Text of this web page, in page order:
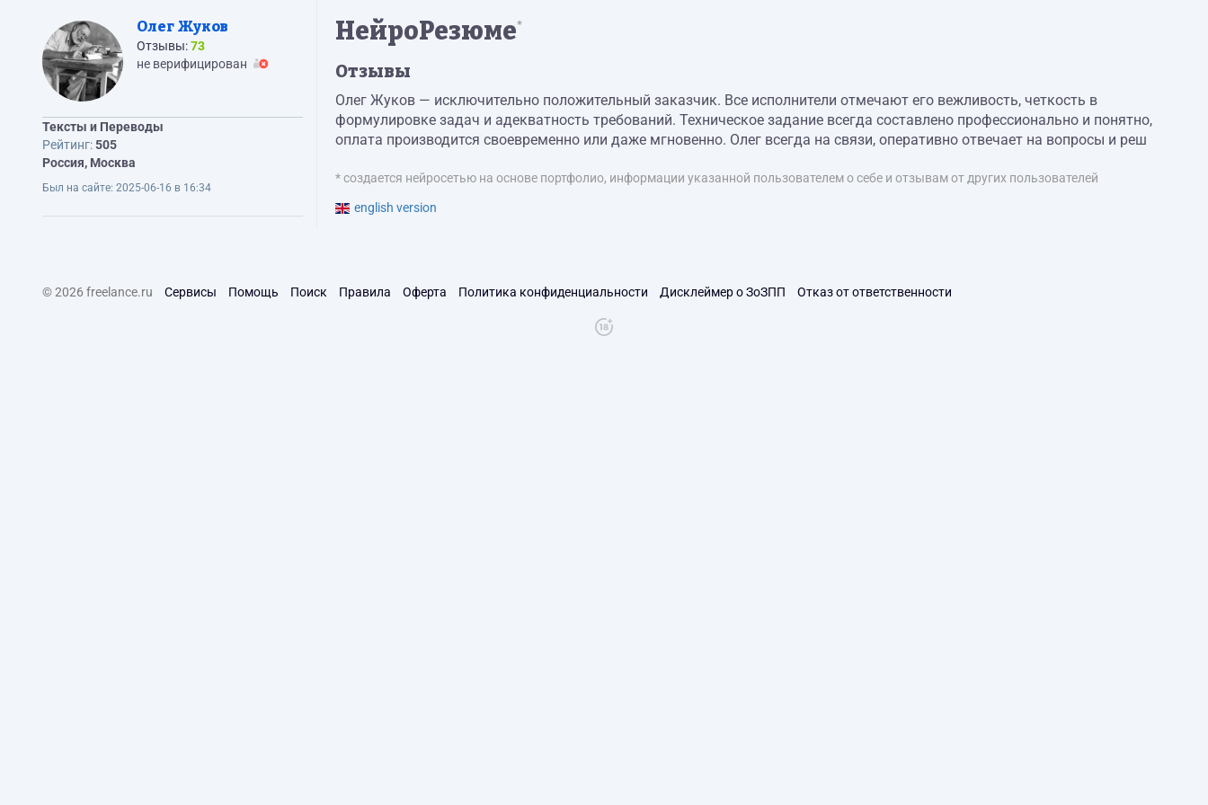
Олег Жуков
Отзывы:73
не верифицирован
Тексты и Переводы
Рейтинг:505
Россия, Москва
Был на сайте: 2025-06-16 в 16:34
НейроРезюме*
Отзывы
Олег Жуков — исключительно положительный заказчик. Все исполнители отмечают его вежливость, четкость в
формулировке задач и адекватность требований. Техническое задание всегда составлено профессионально и понятно,
оплата производится своевременно или даже мгновенно. Олег всегда на связи, оперативно отвечает на вопросы и реш
* создается нейросетью на основе портфолио, информации указанной пользователем о себе и отзывам от других пользователей
english version
© 2026 freelance.ru Сервисы Помощь Поиск Правила Оферта Политика конфиденциальности Дисклеймер о ЗоЗПП Отказ от ответственности